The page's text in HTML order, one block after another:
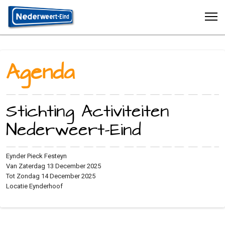
Agenda
Stichting Activiteiten
Nederweert-Eind
Eynder Pieck Festeyn
Van Zaterdag 13 December 2025
Tot Zondag 14 December 2025
Locatie Eynderhoof